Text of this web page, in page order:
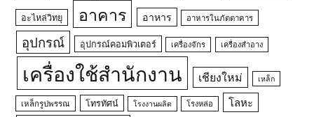
อะไหล่วิทยุ อาคาร อาหาร อาหารในภัตตาคาร
อุปกรณ์ อุปกรณ์คอมพิวเตอร์ เครื่องจักร เครื่องสำอาง
เครื่องใช้สำนักงาน เชียงใหม่ เหล็ก
เหล็กรูปพรรณ โทรทัศน์ โรงงานผลิต โรงหล่อ โลหะ